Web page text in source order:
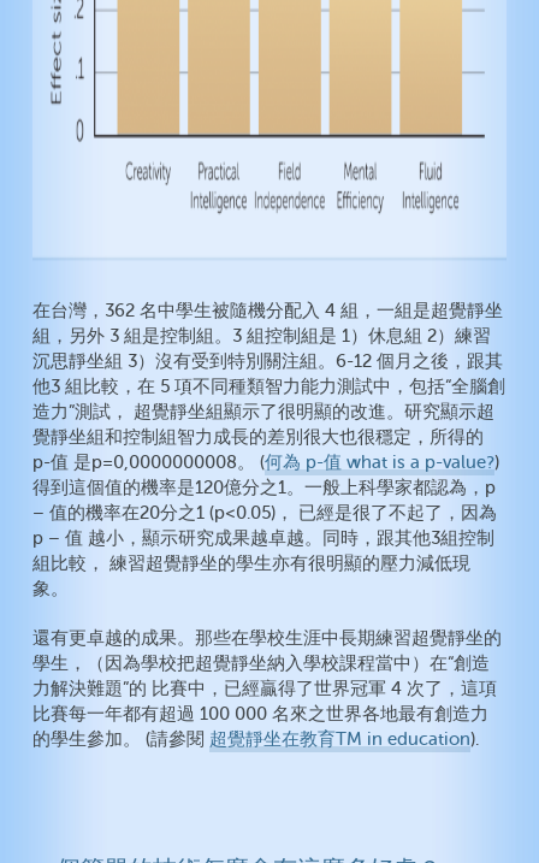
在台灣，362 名中學生被隨機分配入 4 組，一組是超覺靜坐
組，另外 3 組是控制組。3 組控制組是 1）休息組 2）練習
沉思靜坐組 3）沒有受到特別關注組。6-12 個月之後，跟其
他3 組比較，在 5 項不同種類智力能力測試中，包括“全腦創
造力”測試， 超覺靜坐組顯示了很明顯的改進。研究顯示超
覺靜坐組和控制組智力成長的差別很大也很穩定，所得的
p-值 是p=0,0000000008。 (何為 p-值 what is a p-value?)
得到這個值的機率是120億分之1。一般上科學家都認為，p
– 值的機率在20分之1 (p<0.05)， 已經是很了不起了，因為
p – 值 越小，顯示研究成果越卓越。同時，跟其他3組控制
組比較， 練習超覺靜坐的學生亦有很明顯的壓力減低現
象。
還有更卓越的成果。那些在學校生涯中長期練習超覺靜坐的
學生，（因為學校把超覺靜坐納入學校課程當中）在“創造
力解決難題”的 比賽中，已經贏得了世界冠軍 4 次了，這項
比賽每一年都有超過 100 000 名來之世界各地最有創造力
的學生參加。 (請參閱 超覺靜坐在教育TM in education).